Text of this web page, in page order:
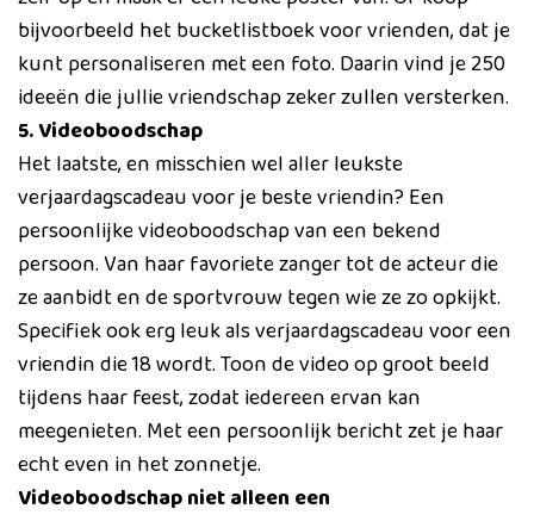
bijvoorbeeld het bucketlistboek voor vrienden, dat je
kunt personaliseren met een foto. Daarin vind je 250
ideeën die jullie vriendschap zeker zullen versterken.
5. Videoboodschap
Het laatste, en misschien wel aller leukste
verjaardagscadeau voor je beste vriendin? Een
persoonlijke videoboodschap van een bekend
persoon. Van haar favoriete zanger tot de acteur die
ze aanbidt en de sportvrouw tegen wie ze zo opkijkt.
Specifiek ook erg leuk als verjaardagscadeau voor een
vriendin die 18 wordt. Toon de video op groot beeld
tijdens haar feest, zodat iedereen ervan kan
meegenieten. Met een persoonlijk bericht zet je haar
echt even in het zonnetje.
Videoboodschap niet alleen een